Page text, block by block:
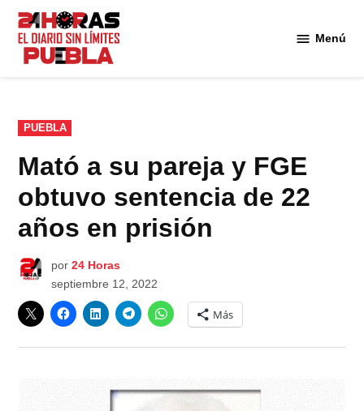
Saltar
contenido
Menú
PUBLICADO
EN
PUEBLA
Mató a su pareja y FGE
obtuvo sentencia de 22
años en prisión
por 24 Horas
septiembre 12, 2022
Más